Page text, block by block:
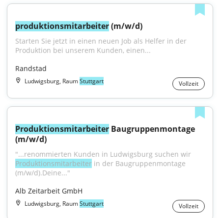
produktionsmitarbeiter (m/w/d)
Starten Sie jetzt in einen neuen Job als Helfer in der
Produktion bei unserem Kunden, einen...
Randstad
Ludwigsburg, RaumStuttgart Vollzeit
Produktionsmitarbeiter Baugruppenmontage
(m/w/d)
Produktionsmitarbeiter in der Baugruppenmontage
(m⁠/⁠w⁠/⁠d).Deine..."
Alb Zeitarbeit GmbH
Ludwigsburg, RaumStuttgart Vollzeit